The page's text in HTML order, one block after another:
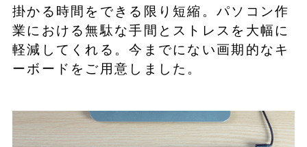
掛かる時間をできる限り短縮。パソコン作
業における無駄な手間とストレスを大幅に
軽減してくれる。今までにない画期的なキ
ーボードをご用意しました。